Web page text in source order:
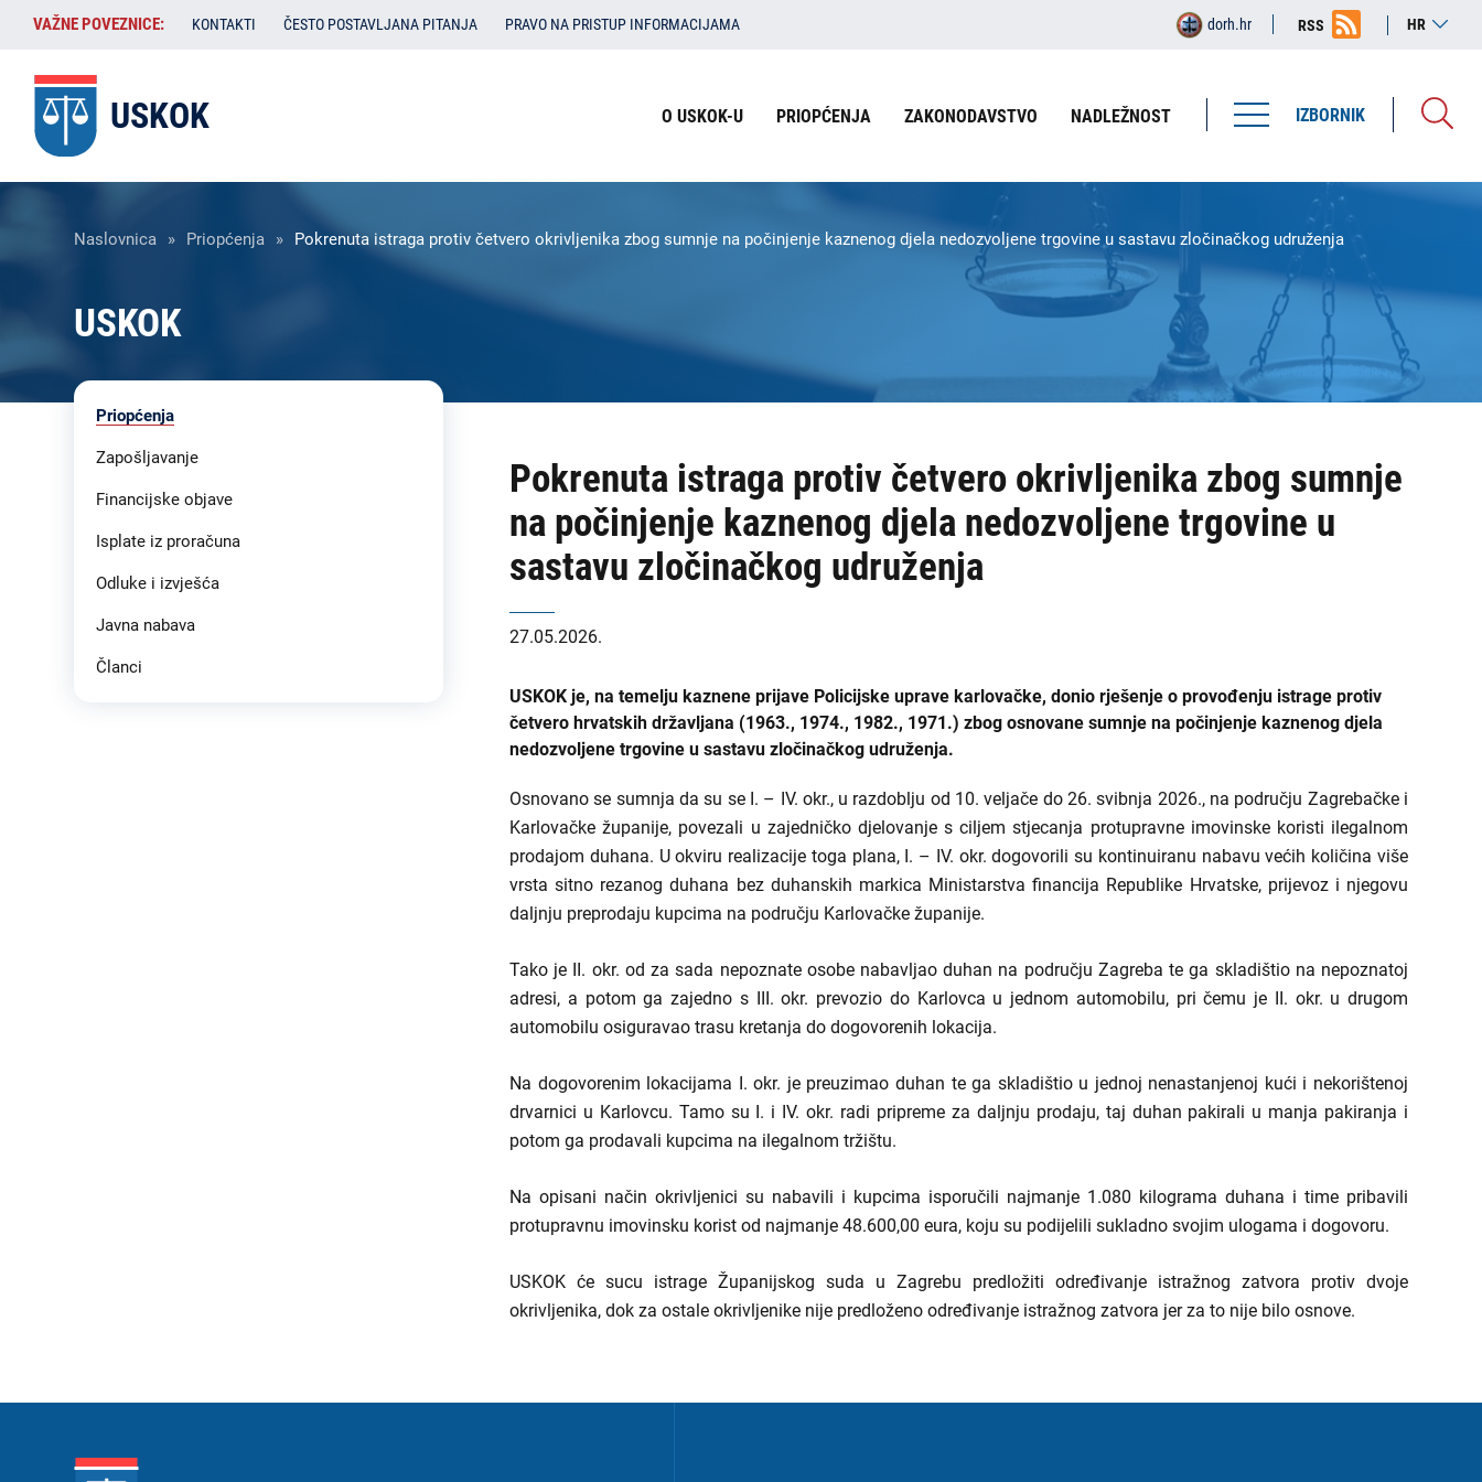
Skoči
sadržaj
VAŽNE
POVEZNICE:
VAŽNE POVEZNICE: KONTAKTI ČESTO POSTAVLJANA PITANJA PRAVO NA PRISTUP INFORMACIJAMA HR
RSS
dorh.hr
IZBORNIK
USKOK
zaglavlju
O USKOK-U PRIOPĆENJA ZAKONODAVSTVO NADLEŽNOST
Breadcrumb
Naslovnica Priopćenja Pokrenuta istraga protiv četvero okrivljenika zbog sumnje na počinjenje kaznenog djela nedozvoljene trgovine u sastavu zločinačkog udruženja
USKOK
Pokrenuta istraga protiv četvero okrivljenika zbog sumnje
na počinjenje kaznenog djela nedozvoljene trgovine u
sastavu zločinačkog udruženja
27.05.2026.
USKOK je, na temelju kaznene prijave Policijske uprave karlovačke, donio rješenje o provođenju istrage protiv
četvero hrvatskih državljana (1963., 1974., 1982., 1971.) zbog osnovane sumnje na počinjenje kaznenog djela
nedozvoljene trgovine u sastavu zločinačkog udruženja.
Osnovano se sumnja da su se I. – IV. okr., u razdoblju od 10. veljače do 26. svibnja 2026., na području Zagrebačke i
Karlovačke županije, povezali u zajedničko djelovanje s ciljem stjecanja protupravne imovinske koristi ilegalnom
prodajom duhana. U okviru realizacije toga plana, I. – IV. okr. dogovorili su kontinuiranu nabavu većih količina više
vrsta sitno rezanog duhana bez duhanskih markica Ministarstva financija Republike Hrvatske, prijevoz i njegovu
daljnju preprodaju kupcima na području Karlovačke županije.
Tako je II. okr. od za sada nepoznate osobe nabavljao duhan na području Zagreba te ga skladištio na nepoznatoj
adresi, a potom ga zajedno s III. okr. prevozio do Karlovca u jednom automobilu, pri čemu je II. okr. u drugom
automobilu osiguravao trasu kretanja do dogovorenih lokacija.
Na dogovorenim lokacijama I. okr. je preuzimao duhan te ga skladištio u jednoj nenastanjenoj kući i nekorištenoj
drvarnici u Karlovcu. Tamo su I. i IV. okr. radi pripreme za daljnju prodaju, taj duhan pakirali u manja pakiranja i
potom ga prodavali kupcima na ilegalnom tržištu.
Na opisani način okrivljenici su nabavili i kupcima isporučili najmanje 1.080 kilograma duhana i time pribavili
protupravnu imovinsku korist od najmanje 48.600,00 eura, koju su podijelili sukladno svojim ulogama i dogovoru.
USKOK će sucu istrage Županijskog suda u Zagrebu predložiti određivanje istražnog zatvora protiv dvoje
okrivljenika, dok za ostale okrivljenike nije predloženo određivanje istražnog zatvora jer za to nije bilo osnove.
Liste
-
Priopćenja
Zapošljavanje
Financijske objave
Isplate iz proračuna
Odluke i izvješća
Javna nabava
Članci